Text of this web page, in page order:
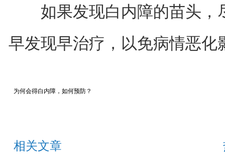
如果发现白内障的苗头，
早发现早治疗，以免病情恶化
为何会得白内障，如何预防？
相关文章